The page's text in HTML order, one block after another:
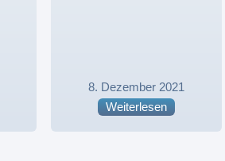
8. Dezember 2021
Weiterlesen